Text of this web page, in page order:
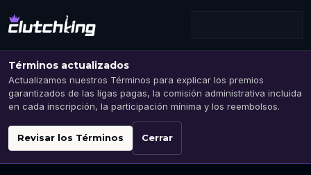
Términos actualizados
Actualizamos nuestros Términos para explicar los premios
garantizados de las ligas pagas, la comisión administrativa incluida
en cada inscripción, la participación mínima y los reembolsos.
Revisar los Términos Cerrar